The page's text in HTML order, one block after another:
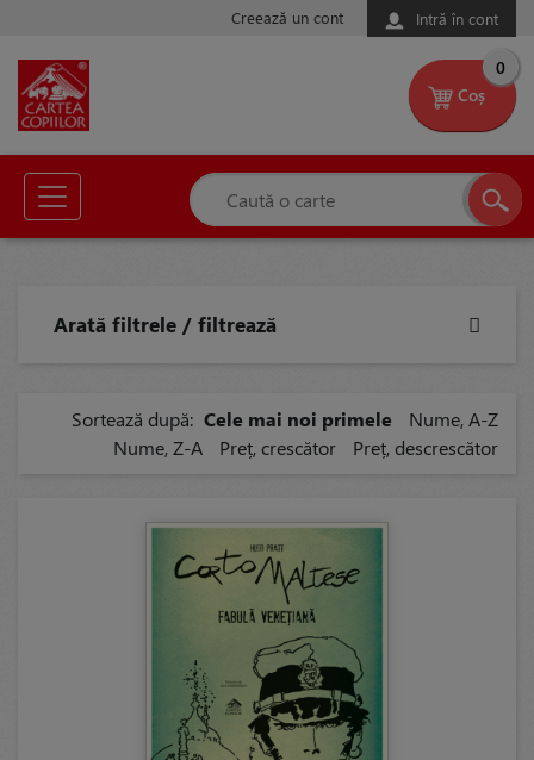
Creează un cont Intră în cont
Coș
0
Arată filtrele / filtrează
Sortează după: Cele mai noi primele
Nume, A-Z
Nume, Z-A
Preț, crescător Preț, descrescător